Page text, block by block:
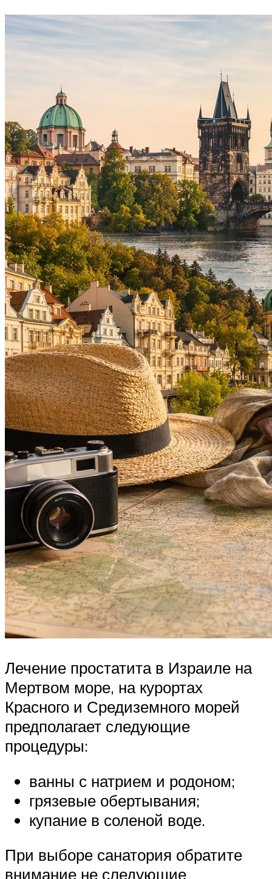
Лечение простатита в Израиле на
Мертвом море, на курортах
Красного и Средиземного морей
предполагает следующие
процедуры:
ванны с натрием и родоном;
грязевые обертывания;
купание в соленой воде.
При выборе санатория обратите
внимание не следующие